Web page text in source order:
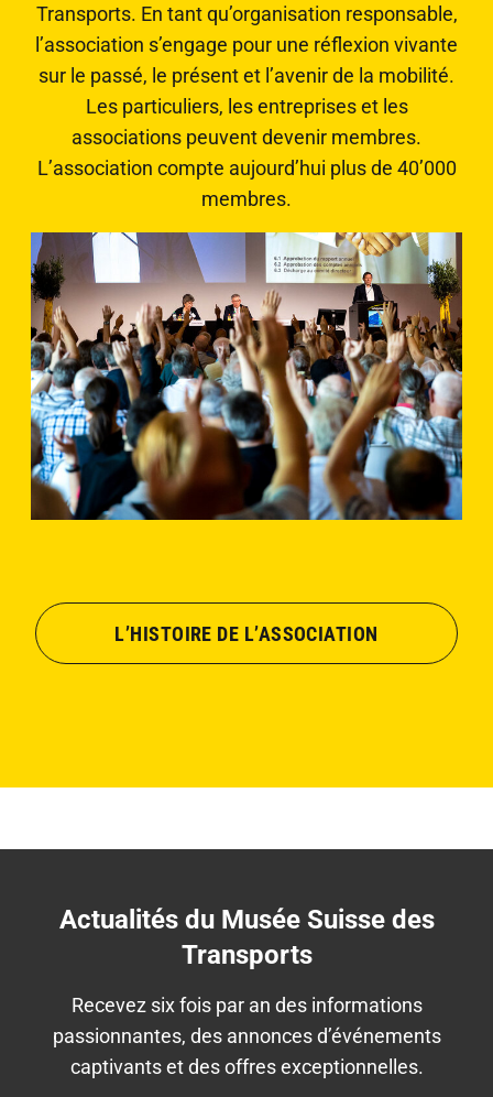
Transports. En tant qu’organisation responsable,
l’association s’engage pour une réflexion vivante
sur le passé, le présent et l’avenir de la mobilité.
Les particuliers, les entreprises et les
associations peuvent devenir membres.
L’association compte aujourd’hui plus de 40’000
membres.
L’HISTOIRE DE L’ASSOCIATION
Actualités du Musée Suisse des
Transports
Recevez six fois par an des informations
passionnantes, des annonces d’événements
captivants et des offres exceptionnelles.